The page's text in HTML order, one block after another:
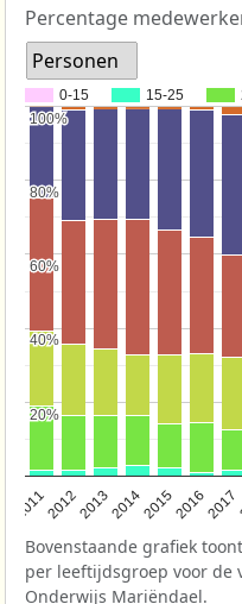
Percentage
Personen
0-15 15-25
2011201220132014201520162017
20%
20%
40%
40%
60%
60%
80%
80%
100%
100%
Bovenstaande grafiek
per leeftijdsgroep voor de
Onderwijs Mariëndael.